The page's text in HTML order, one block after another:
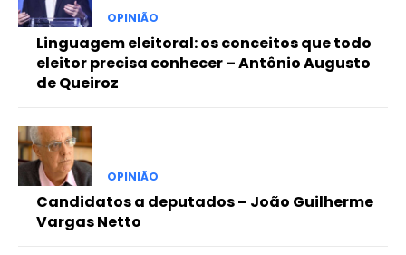
OPINIÃO
Linguagem eleitoral: os conceitos que todo
eleitor precisa conhecer – Antônio Augusto
de Queiroz
OPINIÃO
Candidatos a deputados – João Guilherme
Vargas Netto